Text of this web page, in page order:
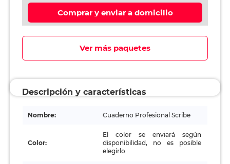
Comprar y enviar a domicilio
Ver más paquetes
Descripción y características
Nombre: Cuaderno Profesional Scribe
Color:
El color se enviará según
disponibilidad, no es posible
elegirlo